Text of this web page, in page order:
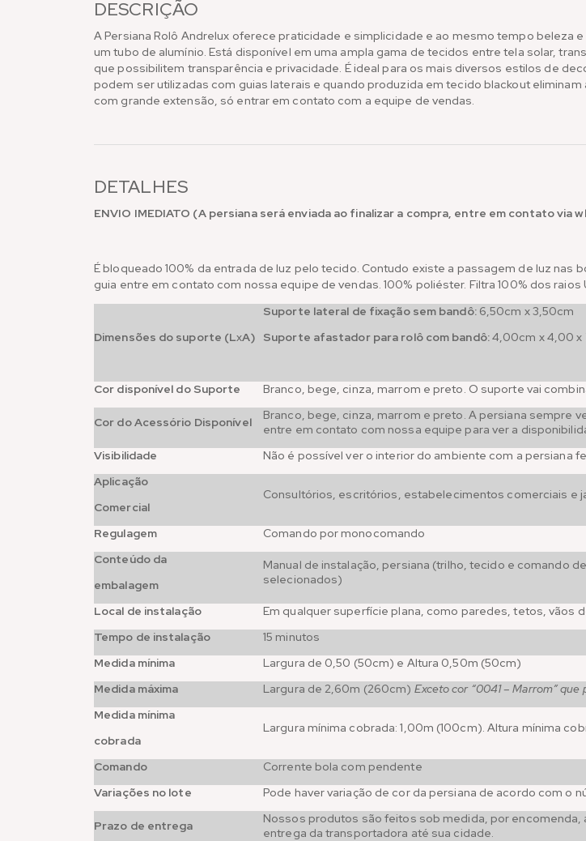
DESCRIÇÃO
A Persiana Rolô Andrelux oferece praticidade e simplicidade e ao mesmo tempo
um tubo de alumínio. Está disponível em uma ampla gama de tecidos entre tela solar,
que possibilitem transparência e privacidade. É ideal para os mais diversos estilos de
podem ser utilizadas com guias laterais e quando produzida em tecido blackout
com grande extensão, só entrar em contato com a equipe de vendas.
DETALHES
ENVIO IMEDIATO (A persiana será enviada ao finalizar a compra, entre em contato
É bloqueado 100% da entrada de luz pelo tecido. Contudo existe a passagem de luz nas
guia entre em contato com nossa equipe de vendas. 100% poliéster. Filtra 100% dos
Dimensões do suporte (LxA)
Suporte lateral de fixação sem bandô:6,50cm x 3,50cm
Suporte afastador para rolô com bandô:4,00cm x 4,00 x
Cor disponível do Suporte Branco, bege, cinza, marrom e preto. O suporte vai
Cor do Acessório Disponível
Branco, bege, cinza, marrom e preto. A persiana sempre
entre em contato com nossa equipe para ver a
Visibilidade
Não é possível ver o interior do ambiente com a persiana
Aplicação
Comercial
Consultórios, escritórios, estabelecimentos comerciais e
Regulagem
Comando por monocomando
Conteúdo da
embalagem
Manual de instalação, persiana (trilho, tecido e comando
selecionados)
Local de instalação
Em qualquer superfície plana, como paredes, tetos, vãos
Tempo de instalação
15 minutos
Medida mínima
Largura de 0,50 (50cm) e Altura 0,50m (50cm)
Medida máxima
Largura de 2,60m (260cm) Exceto cor “0041 – Marrom”
Medida mínima
cobrada
Largura mínima cobrada: 1,00m (100cm). Altura mínima
Comando
Corrente bola com pendente
Variações no lote
Pode haver variação de cor da persiana de acordo com o
Prazo de entrega
Nossos produtos são feitos sob medida, por
entrega da transportadora até sua cidade.